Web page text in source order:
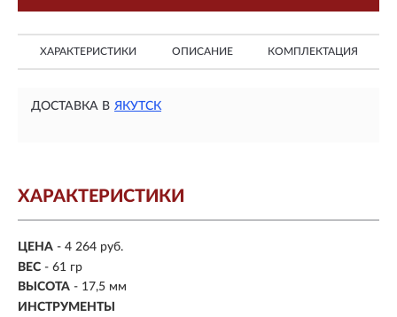
ХАРАКТЕРИСТИКИ ОПИСАНИЕ КОМПЛЕКТАЦИЯ
ДОСТАВКА В ЯКУТСК
ХАРАКТЕРИСТИКИ
ЦЕНА - 4 264 руб.
ВЕС - 61 гр
ВЫСОТА - 17,5 мм
ИНСТРУМЕНТЫ